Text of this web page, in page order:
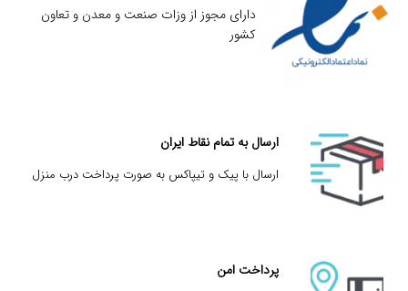
دارای مجوز از وزات صنعت و معدن و تعاون
کشور
ارسال به تمام نقاط ایران
ارسال با پیک و تیپاکس به صورت پرداخت درب منزل
پرداخت امن